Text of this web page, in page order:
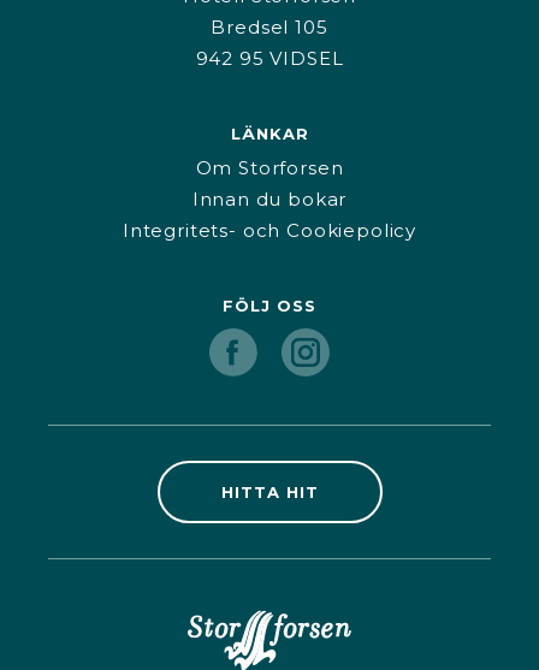
Bredsel 105
942 95 VIDSEL
LÄNKAR
Om Storforsen
Innan du bokar
Integritets- och Cookiepolicy
FÖLJ OSS
HITTA HIT